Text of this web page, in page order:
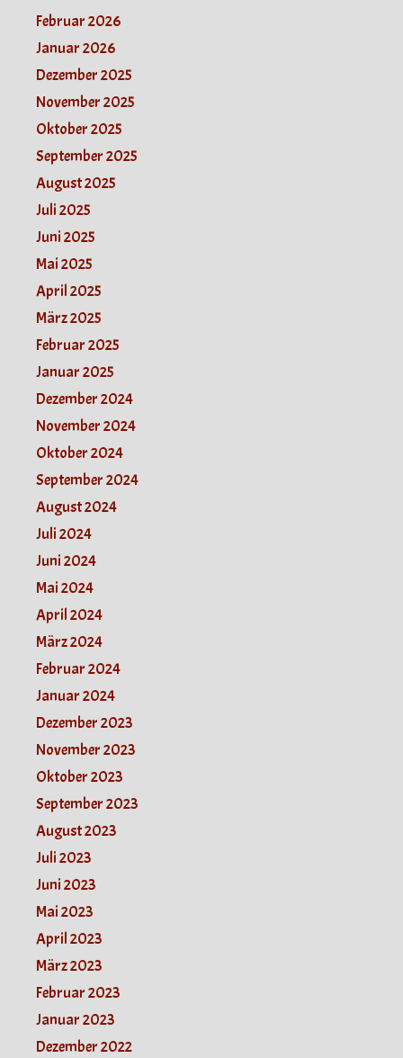
Februar 2026
Januar 2026
Dezember 2025
November 2025
Oktober 2025
September 2025
August 2025
Juli 2025
Juni 2025
Mai 2025
April 2025
März 2025
Februar 2025
Januar 2025
Dezember 2024
November 2024
Oktober 2024
September 2024
August 2024
Juli 2024
Juni 2024
Mai 2024
April 2024
März 2024
Februar 2024
Januar 2024
Dezember 2023
November 2023
Oktober 2023
September 2023
August 2023
Juli 2023
Juni 2023
Mai 2023
April 2023
März 2023
Februar 2023
Januar 2023
Dezember 2022